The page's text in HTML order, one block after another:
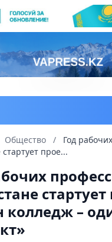
Общество /
Год
стартует прое...
колледж –